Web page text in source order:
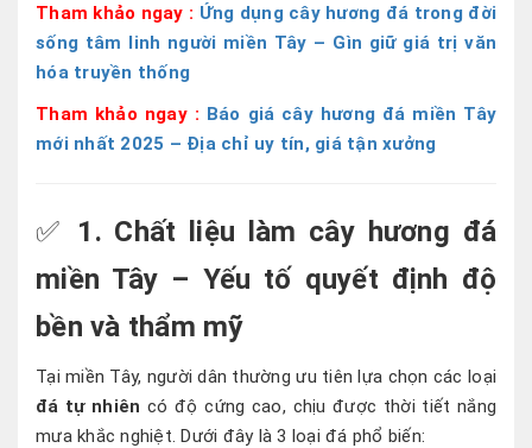
Tham khảo ngay : Ứng dụng cây hương đá trong đời
sống tâm linh người miền Tây – Gìn giữ giá trị văn
hóa truyền thống
Tham khảo ngay : Báo giá cây hương đá miền Tây
mới nhất 2025 – Địa chỉ uy tín, giá tận xưởng
✅ 1. Chất liệu làm cây hương đá
miền Tây – Yếu tố quyết định độ
bền và thẩm mỹ
Tại miền Tây, người dân thường ưu tiên lựa chọn các loại
đá tự nhiên có độ cứng cao, chịu được thời tiết nắng
mưa khắc nghiệt. Dưới đây là 3 loại đá phổ biến: